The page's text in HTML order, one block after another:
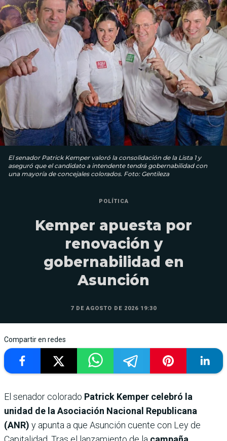
El senador Patrick Kemper valoró la consolidación de la Lista 1 y
aseguró que el candidato a intendente tendrá gobernabilidad con
una mayoría de concejales colorados. Foto: Gentileza
POLÍTICA
Kemper apuesta por
renovación y
gobernabilidad en
Asunción
7 DE AGOSTO DE 2026 19:30
Compartir en redes
El senador colorado Patrick Kemper celebró la
unidad de la Asociación Nacional Republicana
(ANR) y apunta a que Asunción cuente con Ley de